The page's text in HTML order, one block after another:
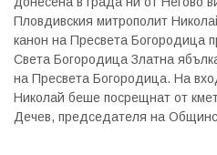
Пловдивския митрополит
канон на Пресвета Богородица
Света Богородица Златна
на Пресвета Богородица. На
Николай беше посрещнат от
Дечев, председателя на